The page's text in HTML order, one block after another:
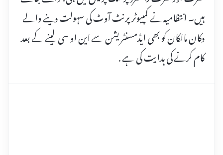
ہیں۔ انتظامیہ نے کمپیوٹر پرنٹ آوٹ کی سہولت دینے والے
دکان مالکان کو بھی ایڈمسنٹریشن سے این او سی لینے کے بعد
کام کرنے کی ہدایت کی ہے .